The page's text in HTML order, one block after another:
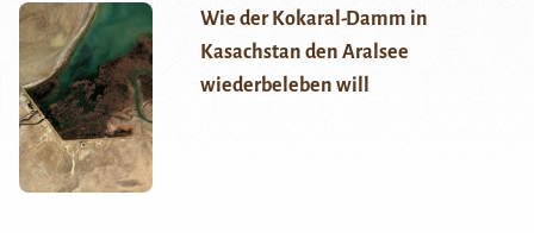
Wie der Kokaral-Damm in
Kasachstan den Aralsee
wiederbeleben will